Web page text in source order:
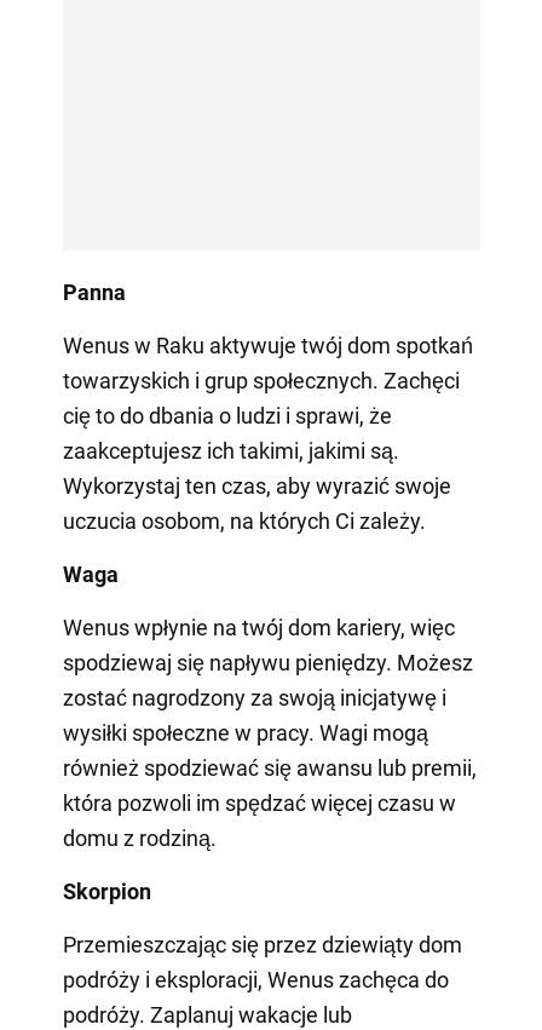
Panna
Wenus w Raku aktywuje twój dom spotkań
towarzyskich i grup społecznych. Zachęci
cię to do dbania o ludzi i sprawi, że
zaakceptujesz ich takimi, jakimi są.
Wykorzystaj ten czas, aby wyrazić swoje
uczucia osobom, na których Ci zależy.
Waga
Wenus wpłynie na twój dom kariery, więc
spodziewaj się napływu pieniędzy. Możesz
zostać nagrodzony za swoją inicjatywę i
wysiłki społeczne w pracy. Wagi mogą
również spodziewać się awansu lub premii,
która pozwoli im spędzać więcej czasu w
domu z rodziną.
Skorpion
Przemieszczając się przez dziewiąty dom
podróży i eksploracji, Wenus zachęca do
podróży. Zaplanuj wakacje lub